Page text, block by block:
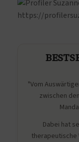
"Vom
zwischen
Dabei hat
therapeutische